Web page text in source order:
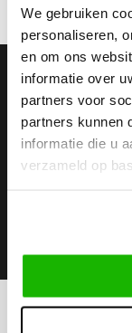
We gebruiken
personaliseren,
en om ons
informatie over
partners voor
partners kunnen
informatie die u
verzameld op
Stay up to
Abonneer je op
blijven.